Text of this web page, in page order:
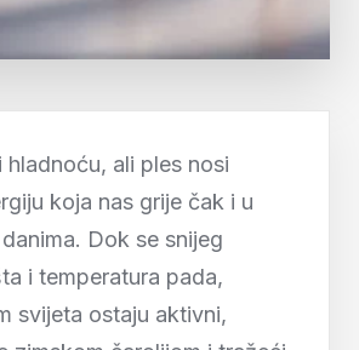
hladnoću, ali ples nosi
koja nas grije čak i u
Dok se snijeg
i temperatura pada,
svijeta ostaju aktivni,